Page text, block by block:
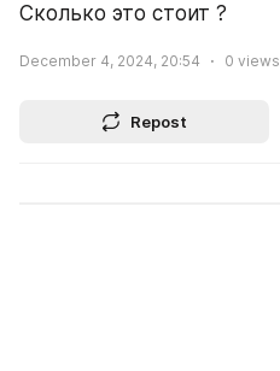
Сколько это стоит ?
December 4, 2024, 20:54 0 views
Repost